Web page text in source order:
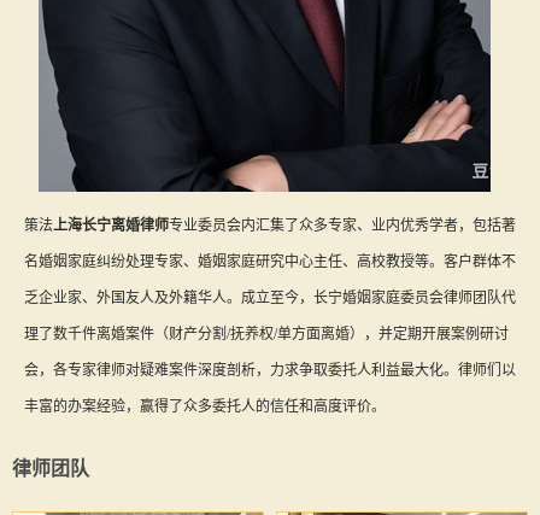
策法上海长宁离婚律师专业委员会内汇集了众多专家、业内优秀学者，包括著
名婚姻家庭纠纷处理专家、婚姻家庭研究中心主任、高校教授等。客户群体不
乏企业家、外国友人及外籍华人。成立至今，长宁婚姻家庭委员会律师团队代
理了数千件离婚案件（财产分割/抚养权/单方面离婚），并定期开展案例研讨
会，各专家律师对疑难案件深度剖析，力求争取委托人利益最大化。律师们以
丰富的办案经验，赢得了众多委托人的信任和高度评价。
律师团队